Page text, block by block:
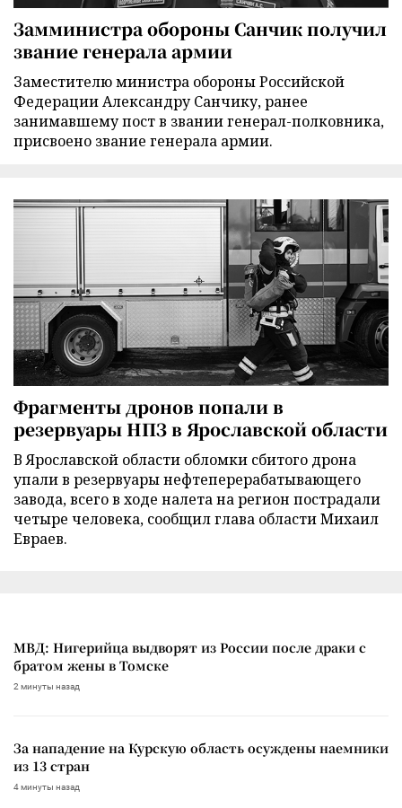
Замминистра обороны Санчик получил
звание генерала армии
Заместителю министра обороны Российской
Федерации Александру Санчику, ранее
занимавшему пост в звании генерал-полковника,
присвоено звание генерала армии.
Фрагменты дронов попали в
резервуары НПЗ в Ярославской области
В Ярославской области обломки сбитого дрона
упали в резервуары нефтеперерабатывающего
завода, всего в ходе налета на регион пострадали
четыре человека, сообщил глава области Михаил
Евраев.
МВД: Нигерийца выдворят из России после драки с
братом жены в Томске
2 минуты назад
За нападение на Курскую область осуждены наемники
из 13 стран
4 минуты назад